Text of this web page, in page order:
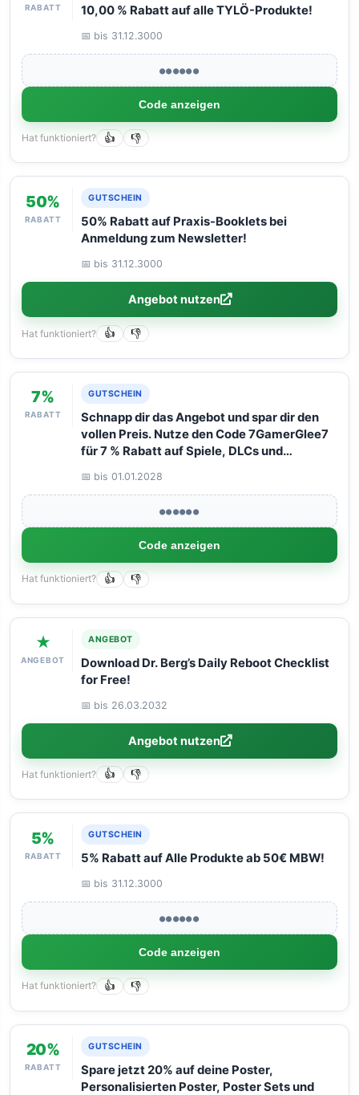
RABATT 10,00 % Rabatt auf alle TYLÖ-Produkte!
📅 bis 31.12.3000
●●●●●●
Code anzeigen
Hat funktioniert? 👍 👎
50%
RABATT
GUTSCHEIN
50% Rabatt auf Praxis-Booklets bei
Anmeldung zum Newsletter!
📅 bis 31.12.3000
Angebot nutzen
Hat funktioniert? 👍 👎
7%
RABATT
GUTSCHEIN
Schnapp dir das Angebot und spar dir den
vollen Preis. Nutze den Code 7GamerGlee7
für 7 % Rabatt auf Spiele, DLCs und
maximalen Warenkorbwert von 125 Euro.
📅 bis 01.01.2028
●●●●●●
Code anzeigen
Hat funktioniert? 👍 👎
★
ANGEBOT
ANGEBOT
Download Dr. Berg’s Daily Reboot Checklist
for Free!
📅 bis 26.03.2032
Angebot nutzen
Hat funktioniert? 👍 👎
5%
RABATT
GUTSCHEIN
5% Rabatt auf Alle Produkte ab 50€ MBW!
📅 bis 31.12.3000
●●●●●●
Code anzeigen
Hat funktioniert? 👍 👎
20%
RABATT
GUTSCHEIN
Spare jetzt 20% auf deine Poster,
Personalisierten Poster, Poster Sets und